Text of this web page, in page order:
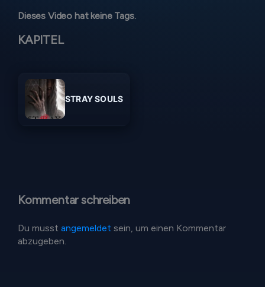
Dieses Video hat keine Tags.
KAPITEL
STRAY SOULS
Kommentar schreiben
Du musst angemeldet sein, um einen Kommentar
abzugeben.